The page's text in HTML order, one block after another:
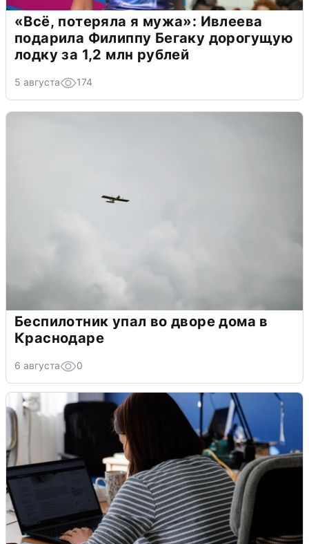
«Всё, потеряла я мужа»: Ивлеева
подарила Филиппу Бегаку дорогущую
лодку за 1,2 млн рублей
5 августа 174
Беспилотник упал во дворе дома в
Краснодаре
6 августа 0